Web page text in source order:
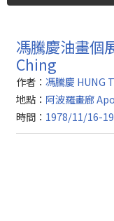
馮騰慶油畫個
Ching
作者： 馮騰慶 HUNG
地點： 阿波羅畫廊
時間： 1978/11/16-